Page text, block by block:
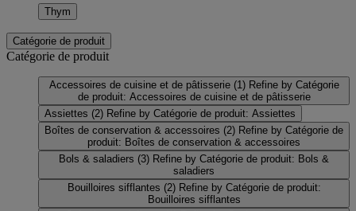
Thym
Catégorie de produit
Catégorie de produit
Accessoires de cuisine et de pâtisserie (1) Refine by Catégorie
de produit: Accessoires de cuisine et de pâtisserie
Assiettes (2) Refine by Catégorie de produit: Assiettes
Boîtes de conservation & accessoires (2) Refine by Catégorie de
produit: Boîtes de conservation & accessoires
Bols & saladiers (3) Refine by Catégorie de produit: Bols &
saladiers
Bouilloires sifflantes (2) Refine by Catégorie de produit:
Bouilloires sifflantes